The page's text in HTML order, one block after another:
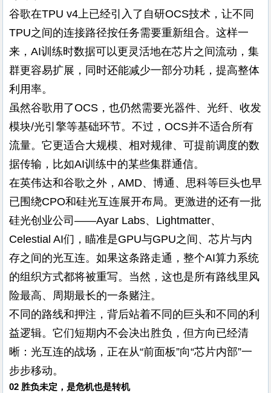
谷歌在TPU v4上已经引入了自研OCS技术，让不同
TPU之间的连接路径按任务需要重新组合。这样一
来，AI训练时数据可以更灵活地在芯片之间流动，集
群更容易扩展，同时还能减少一部分功耗，提高整体
利用率。
虽然谷歌用了OCS，也仍然需要光器件、光纤、收发
模块/光引擎等基础环节。不过，OCS并不适合所有
流量。它更适合大规模、相对规律、可提前调度的数
据传输，比如AI训练中的某些集群通信。
在英伟达和谷歌之外，AMD、博通、思科等巨头也早
已围绕CPO和硅光互连展开布局。更激进的还有一批
硅光创业公司——Ayar Labs、Lightmatter、
Celestial AI们，瞄准是GPU与GPU之间、芯片与内
存之间的光互连。如果这条路走通，整个AI算力系统
的组织方式都将被重写。当然，这也是所有路线里风
险最高、周期最长的一条赌注。
不同的路线和押注，背后站着不同的巨头和不同的利
益逻辑。它们短期内不会决出胜负，但方向已经清
晰：光互连的战场，正在从“前面板”向“芯片内部”一
步步移动。
02 胜负未定，是危机也是转机